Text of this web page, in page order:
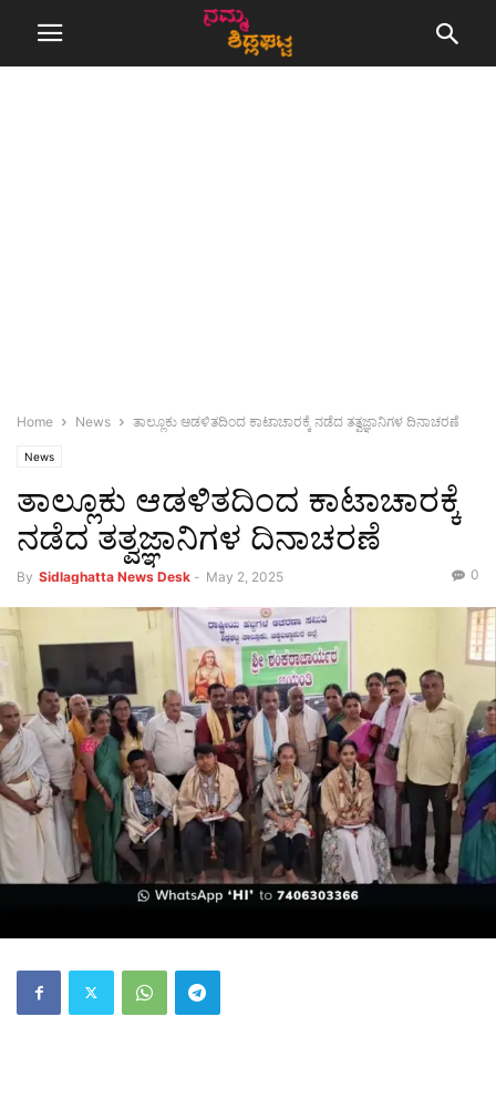
Home News ತಾಲ್ಲೂಕು ಆಡಳಿತದಿಂದ ಕಾಟಾಚಾರಕ್ಕೆ ನಡೆದ ತತ್ವಜ್ಞಾನಿಗಳ ದಿನಾಚರಣೆ
News
ತಾಲ್ಲೂಕು ಆಡಳಿತದಿಂದ ಕಾಟಾಚಾರಕ್ಕೆ
ನಡೆದ ತತ್ವಜ್ಞಾನಿಗಳ ದಿನಾಚರಣೆ
By Sidlaghatta News Desk - May 2, 2025 0